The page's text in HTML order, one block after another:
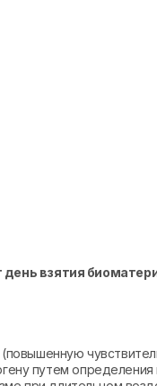
взятия
путем определения